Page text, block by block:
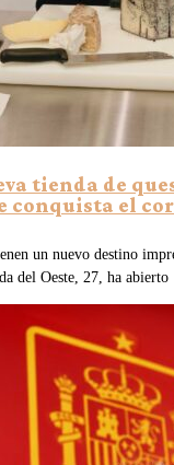
tienda de
conquista el
un nuevo destino
del Oeste, 27, ha abierto